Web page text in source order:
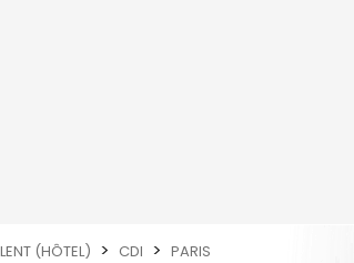
(HÔTEL) CDI PARIS